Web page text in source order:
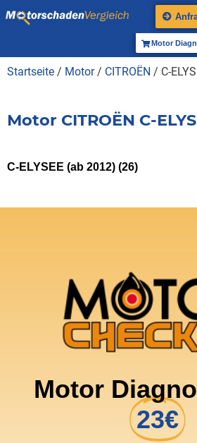
Motor
Startseite / Motor/ CITROËN / C-
Motor CITROËN C-
C-ELYSEE (ab 2012) (26)
Motor
23€